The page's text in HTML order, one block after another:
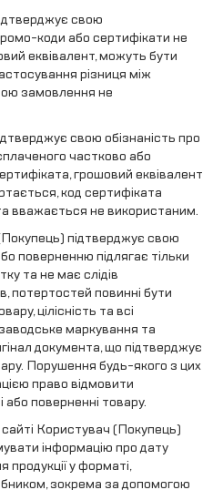
свою
коди або сертифікати не
еквівалент, можуть бути
різниця між
замовлення не
свою обізнаність про
частково або
грошовий еквівалент
код сертифіката
вважається не використаним.
підтверджує свою
поверненню підлягає тільки
та не має слідів
потертостей повинні бути
цілісність та всі
маркування та
документа, що підтверджує
Порушення будь-якого з цих
право відмовити
або поверненні товару.
Користувач (Покупець)
інформацію про дату
продукції у форматі,
зокрема за допомогою